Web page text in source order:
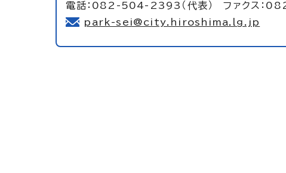
電話：082-504-2393（代表） ファクス：
park-sei@city.hiroshima.lg.jp